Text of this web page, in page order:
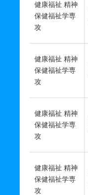
健康福祉 精神
保健福祉学専
攻
健康福祉 精神
保健福祉学専
攻
健康福祉 精神
保健福祉学専
攻
健康福祉 精神
保健福祉学専
攻